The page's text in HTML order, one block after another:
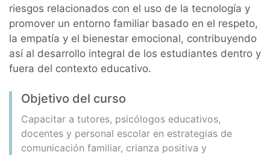
riesgos relacionados con el uso de la tecnología y
promover un entorno familiar basado en el respeto,
la empatía y el bienestar emocional, contribuyendo
así al desarrollo integral de los estudiantes dentro y
fuera del contexto educativo.
Objetivo del curso
Capacitar a tutores, psicólogos educativos,
docentes y personal escolar en estrategias de
comunicación familiar, crianza positiva y